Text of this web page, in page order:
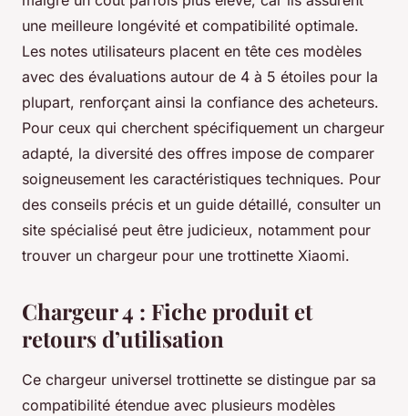
une meilleure longévité et compatibilité optimale.
Les notes utilisateurs placent en tête ces modèles
avec des évaluations autour de 4 à 5 étoiles pour la
plupart, renforçant ainsi la confiance des acheteurs.
Pour ceux qui cherchent spécifiquement un chargeur
adapté, la diversité des offres impose de comparer
soigneusement les caractéristiques techniques. Pour
des conseils précis et un guide détaillé, consulter un
site spécialisé peut être judicieux, notamment pour
trouver un chargeur pour une trottinette Xiaomi.
Chargeur 4 : Fiche produit et
retours d’utilisation
Ce chargeur universel trottinette se distingue par sa
compatibilité étendue avec plusieurs modèles